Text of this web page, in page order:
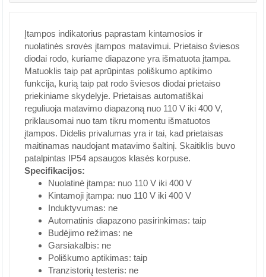
Įtampos indikatorius paprastam kintamosios ir
nuolatinės srovės įtampos matavimui. Prietaiso šviesos
diodai rodo, kuriame diapazone yra išmatuota įtampa.
Matuoklis taip pat aprūpintas poliškumo aptikimo
funkcija, kurią taip pat rodo šviesos diodai prietaiso
priekiniame skydelyje. Prietaisas automatiškai
reguliuoja matavimo diapazoną nuo 110 V iki 400 V,
priklausomai nuo tam tikru momentu išmatuotos
įtampos. Didelis privalumas yra ir tai, kad prietaisas
maitinamas naudojant matavimo šaltinį. Skaitiklis buvo
patalpintas IP54 apsaugos klasės korpuse.
Specifikacijos:
Nuolatinė įtampa: nuo 110 V iki 400 V
Kintamoji įtampa: nuo 110 V iki 400 V
Induktyvumas: ne
Automatinis diapazono pasirinkimas: taip
Budėjimo režimas: ne
Garsiakalbis: ne
Poliškumo aptikimas: taip
Tranzistorių testeris: ne